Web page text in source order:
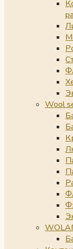
Wool